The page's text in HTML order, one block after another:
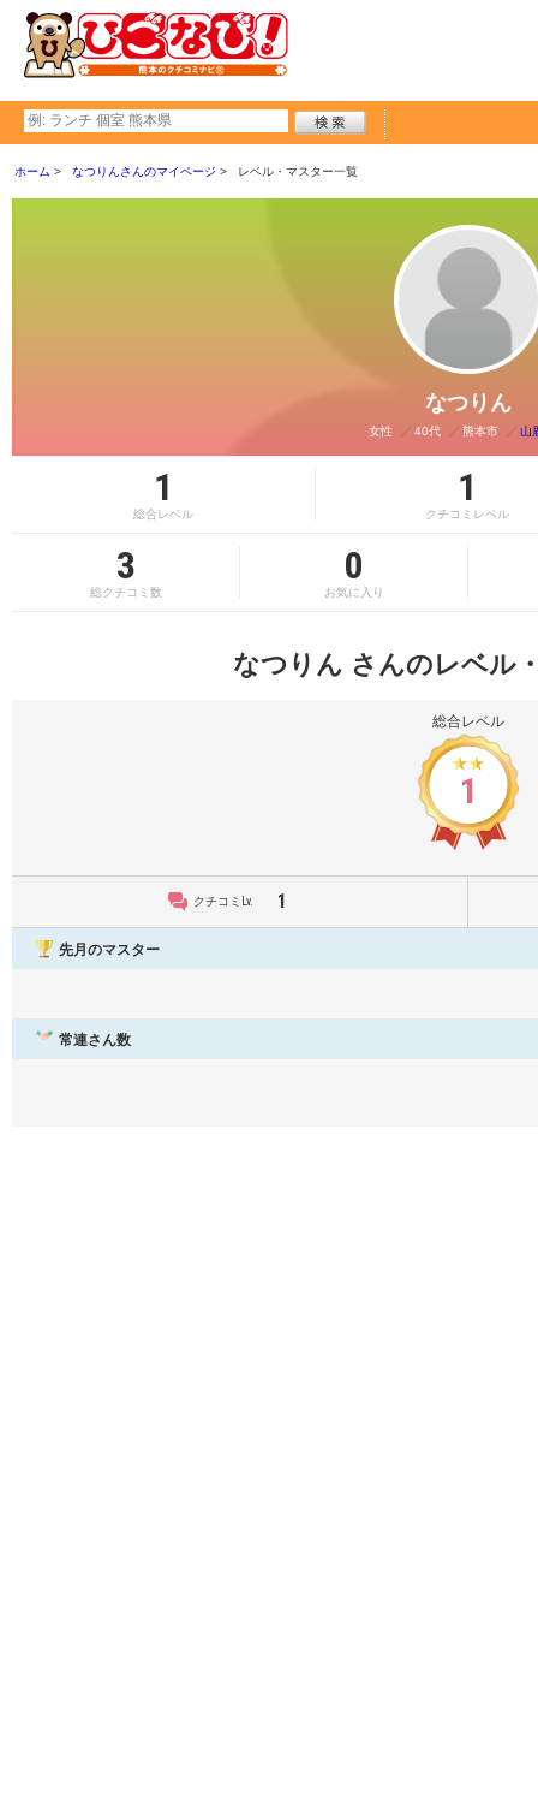
ホーム なつりんさんのマイページ レベル・マスター一覧
なつりん
女性 40代 熊本市 山
1
総合レベル
1
クチコミレベル
3
総クチコミ数
0
お気に入り
なつりん さんのレベル
総合レベル
1
クチコミLv. 1
先月のマスター
常連さん数